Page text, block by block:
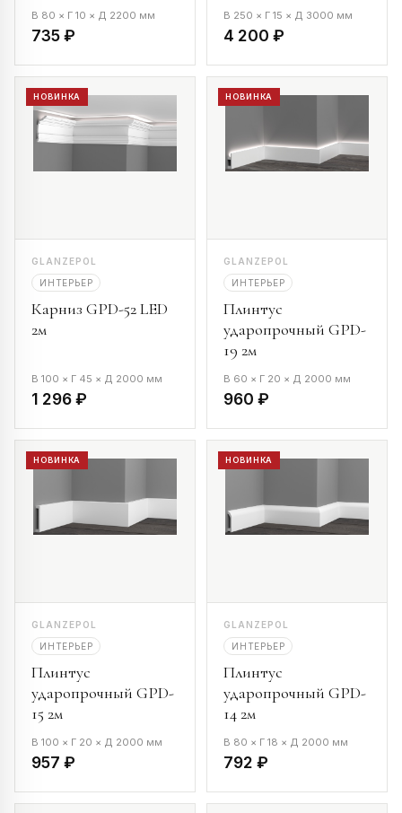
В 80 × Г 10 × Д 2200 мм
735 ₽
В 250 × Г 15 × Д 3000 мм
4 200 ₽
НОВИНКА
GLANZEPOL
ИНТЕРЬЕР
Карниз GPD-52 LED
2м
В 100 × Г 45 × Д 2000 мм
1 296 ₽
НОВИНКА
GLANZEPOL
ИНТЕРЬЕР
Плинтус
ударопрочный GPD-
19 2м
В 60 × Г 20 × Д 2000 мм
960 ₽
НОВИНКА
GLANZEPOL
ИНТЕРЬЕР
Плинтус
ударопрочный GPD-
15 2м
В 100 × Г 20 × Д 2000 мм
957 ₽
НОВИНКА
GLANZEPOL
ИНТЕРЬЕР
Плинтус
ударопрочный GPD-
14 2м
В 80 × Г 18 × Д 2000 мм
792 ₽